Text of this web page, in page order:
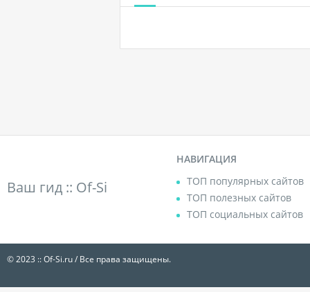
Ваш гид :: Of-Si
НАВИГАЦИЯ
ТОП популярных сайтов
ТОП полезных сайтов
ТОП социальных сайтов
© 2023 :: Of-Si.ru / Все права защищены.